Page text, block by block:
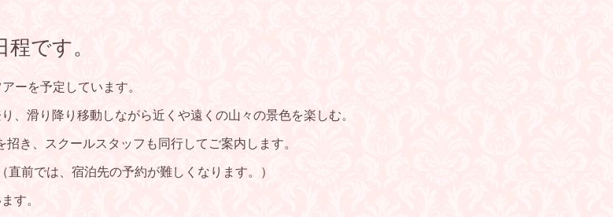
です。
ーを予定しています。
、滑り降り移動しながら近くや遠くの山々の景色を楽しむ。
き、スクールスタッフも同行してご案内します。
前では、宿泊先の予約が難しくなります。）
す。